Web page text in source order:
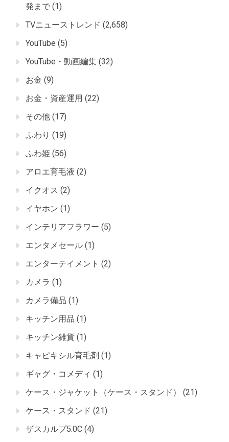
発まで (1)
TVニューストレンド (2,658)
YouTube (5)
YouTube・動画編集 (32)
お金 (9)
お金・資産運用 (22)
その他 (17)
ふわり (19)
ふわ姫 (56)
アロエ育毛液 (2)
イクオス (2)
イヤホン (1)
インテリアフラワー (5)
エンタメセール (1)
エンターテイメント (2)
カメラ (1)
カメラ備品 (1)
キッチン用品 (1)
キッチン雑貨 (1)
キャピキシル育毛剤 (1)
ギャグ・コメディ (1)
ケース・ジャケット（ケース・スタンド）
(21)
ケース・スタンド (21)
ザスカルプ5.0C (4)